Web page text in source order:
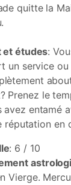
quitte la
et études:
un service
Prenez le
entamé
en
: 6 / 10
Vierge.